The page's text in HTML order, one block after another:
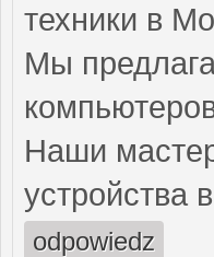
техники в
Мы
Наши
устройства
odpowiedz